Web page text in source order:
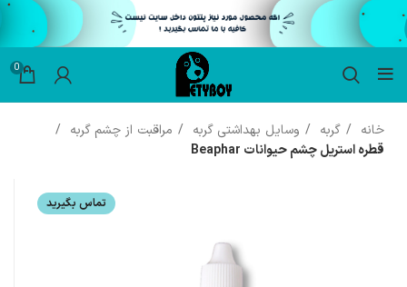
0
خانه گربه وسایل بهداشتی گربه
مراقبت از چشم گربه
قطره استریل چشم حیوانات Beaphar
تماس بگیرید